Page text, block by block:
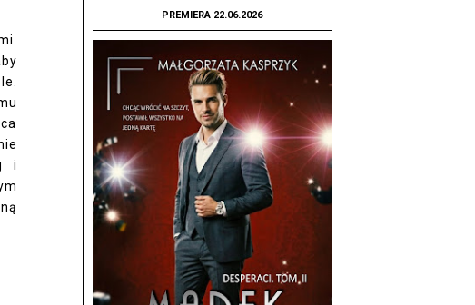
i
PREMIERA 22.06.2026